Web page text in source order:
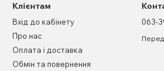
Клієнтам
Вхід до кабінету
Про нас
Оплата і доставка
Обмін та повернення
063-